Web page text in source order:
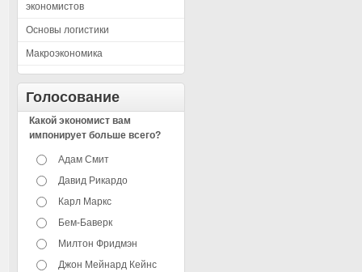
экономистов
Основы логистики
Макроэкономика
Голосование
Какой экономист вам
импонирует больше всего?
Адам Смит
Давид Рикардо
Карл Маркс
Бем-Баверк
Милтон Фридмэн
Джон Мейнард Кейнс